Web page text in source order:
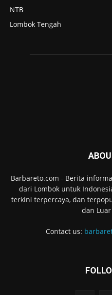
NTB
Lombok Tengah
Barbareto.com - Berita
dari Lombok untuk
terkini terpercaya, dan
dan
Contact us: